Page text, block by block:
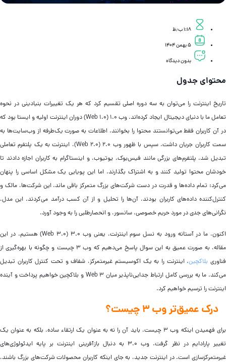
۱:۱۸ ب٫ظ
۵ بهمن ۱۴۰۴
بدون دیدگاه
جدول
اینترنت را می‌توان به سه دوره اصلی تقسیم کرد که هر یک تغییرات بنیادینی در نحوه
تعامل ما با دنیای دیجیتال ایجاد کرده‌اند. وب ۱.۰ (Web 1.0) دوران اینترنت اولیه و ایستا بود که
آن کاربران فقط می‌توانستند محتوا را بخوانند. اطلاعات به صورت یک‌طرفه از وب‌سایت‌ها به
سمت کاربران جریان داشت. سپس با ظهور وب ۲.۰ (Web 2.0)، اینترنت به یک پلتفرم تعاملی
شد. پلتفرم‌های بزرگی مانند فیس‌بوک، یوتیوب، و اینستاگرام به کاربران اجازه دادند تا
محتوا تولید کنند و به اشتراک بگذارند. اما این پویایی یک مشکل اساسی را پنهان
تمام داده‌ها و قدرت در دست شرکت‌های بزرگ متمرکز باقی ماند. این شرکت‌ها، مالک و
داده‌های کاربران بودند، آن‌ها را تحلیل و از آن کسب درآمد می‌کردند. این مدل،
جدی در مورد حریم خصوصی، سانسور، و انحصارطلبی را به وجود آورد.
اکنون، ما در آستانه ورود به نسل سوم اینترنت، یعنی وب ۳.۰ (Web 3.0) هستیم. در این
مقاله، به صورت عمیق به این سوال پاسخ می‌دهیم که وب ۳ چیست و چگونه با بهره‌گیری از
بلاکچین، اینترنت را به یک اکوسیستم غیرمتمرکز، شفاف و تحت کنترل کاربران تبدیل
می‌کند. ما به بررسی کامل ارتباط جدایی‌ناپذیر میان Web 3 و بلاکچین خواهیم پرداخت و آینده
را ترسیم خواهیم کرد.
درک عمیق‌تر وب ۳ چیست؟
برای فهمیدن اینکه وب ۳ چیست، باید آن را نه به عنوان یک ارتقاء ساده، بلکه به عنوان یک
تغییر پارادایم در نظر گرفت. وب ۳.۰ به دنبال بازآفرینی اینترنت بر پایه ایدئولوژی‌های
است. در اینترنت جدید، به جای اینکه کاربران محصولات شرکت‌های بزرگ باشند،